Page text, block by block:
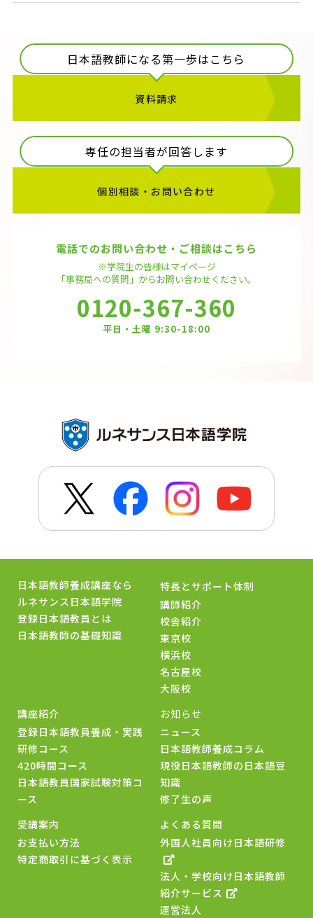
日本語教師になる第一歩はこちら
資料請求
専任の担当者が回答します
個別相談・お問い合わせ
電話でのお問い合わせ・ご相談はこちら
※学院生の皆様はマイページ
「事務局への質問」からお問い合わせください。
0120-367-360
平日・土曜 9:30-18:00
日本語教師養成講座なら
ルネサンス日本語学院
登録日本語教員とは
日本語教師の基礎知識
特長とサポート体制
講師紹介
校舎紹介
東京校
横浜校
名古屋校
大阪校
講座紹介
登録日本語教員養成・実践
研修コース
420時間コース
日本語教員国家試験対策コ
ース
お知らせ
ニュース
日本語教師養成コラム
現役日本語教師の日本語豆
知識
修了生の声
受講案内
お支払い方法
特定商取引に基づく表示
よくある質問
外国人社員向け日本語研修
法人・学校向け日本語教師
紹介サービス
運営法人